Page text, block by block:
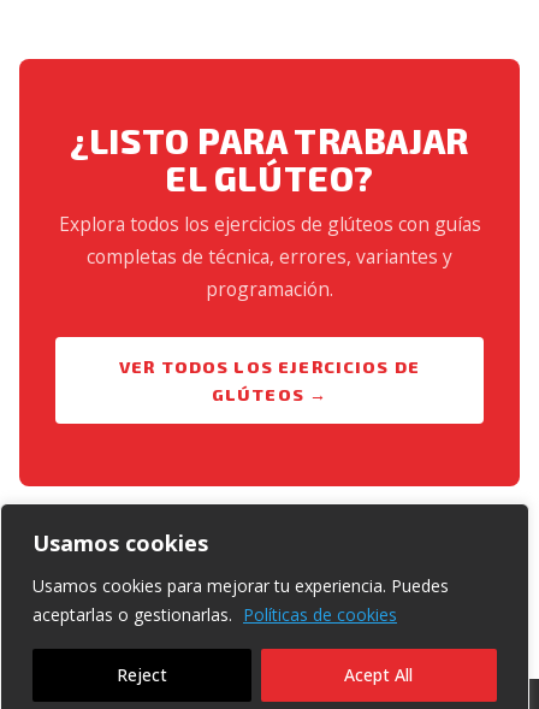
Usamos cookies
Usamos cookies para mejorar tu experiencia. Puedes
aceptarlas o gestionarlas. Políticas de cookies
Reject Acept All
¿LISTO PARA TRABAJAR
EL GLÚTEO?
Explora todos los ejercicios de glúteos con guías
completas de técnica, errores, variantes y
programación.
VER TODOS LOS EJERCICIOS DE
GLÚTEOS →
Copyright © 2020 | Regisfitcoach.com